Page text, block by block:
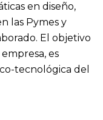
en diseño,
las Pymes y
El objetivo
es
tecnológica del